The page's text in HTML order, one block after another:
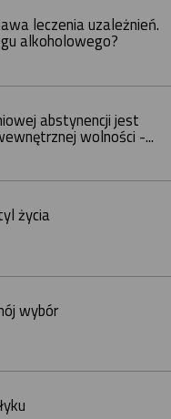
leczenia uzależnień.
alkoholowego?
abstynencji jest
wolności -...
życia
wybór